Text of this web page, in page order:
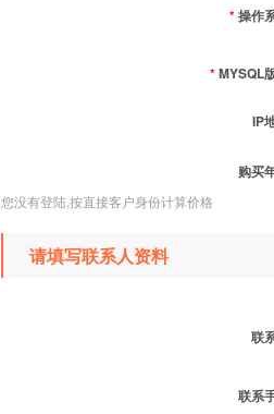
*操作
*MYSQL
IP
购买
您没有登陆,按直接客户身份计算价格
请填写联系人资料
联
联系